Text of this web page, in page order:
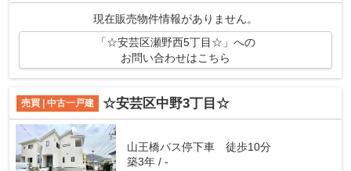
現在販売物件情報がありません。
「☆安芸区瀬野西5丁目☆」への
お問い合わせはこちら
売買 | 中古一戸建 ☆安芸区中野3丁目☆
山王橋バス停下車 徒歩10分
築3年 / -